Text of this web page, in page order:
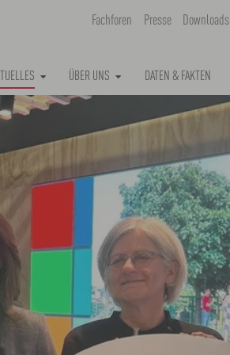
(CURRENT)ÜBER UNS DATEN & FAKTEN
Fachforen Presse Downloads